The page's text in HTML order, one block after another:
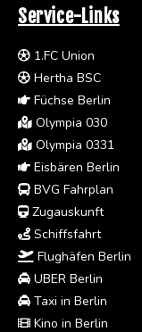
Service-Links
1.FC Union
Hertha BSC
Füchse Berlin
Olympia 030
Olympia 0331
Eisbären Berlin
BVG Fahrplan
Zugauskunft
Schiffsfahrt
Flughäfen Berlin
UBER Berlin
Taxi in Berlin
Kino in Berlin